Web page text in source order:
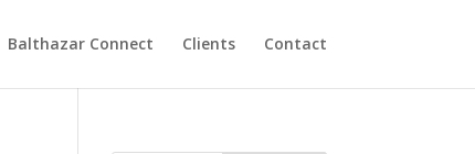
Balthazar Connect Clients Contact